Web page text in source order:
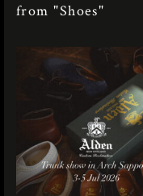
from "Shoes"